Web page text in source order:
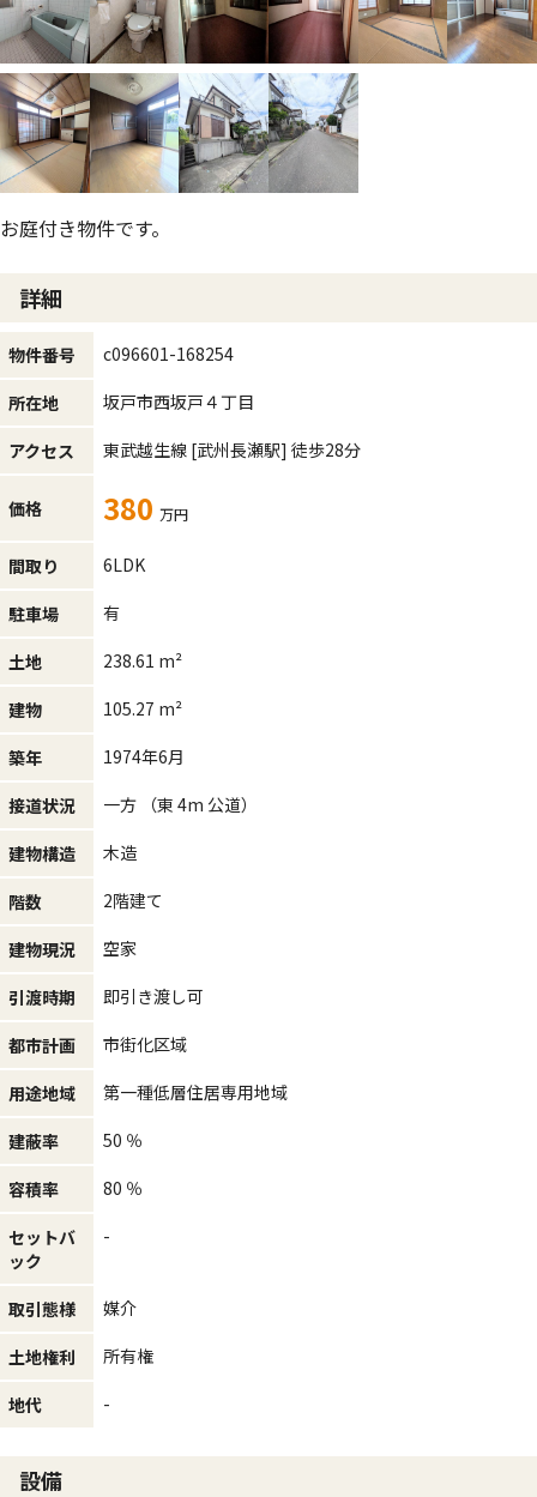
お庭付き物件です。
詳細
物件番号 c096601-168254
所在地 坂戸市西坂戸４丁目
アクセス 東武越生線 [武州長瀬駅] 徒歩28分
価格 380 万円
間取り 6LDK
駐車場 有
土地 238.61 m²
建物 105.27 m²
築年 1974年6月
接道状況 一方 （東 4m 公道）
建物構造 木造
階数 2階建て
建物現況 空家
引渡時期 即引き渡し可
都市計画 市街化区域
用途地域 第一種低層住居専用地域
建蔽率 50 ％
容積率 80 ％
セットバ
ック
-
取引態様 媒介
土地権利 所有権
地代 -
設備